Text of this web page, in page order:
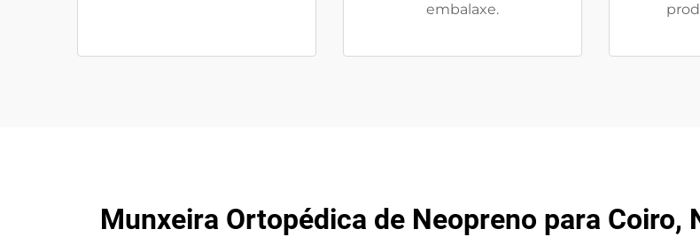
embalaxe.
Munxeira Ortopédica de Neopreno para Coiro,